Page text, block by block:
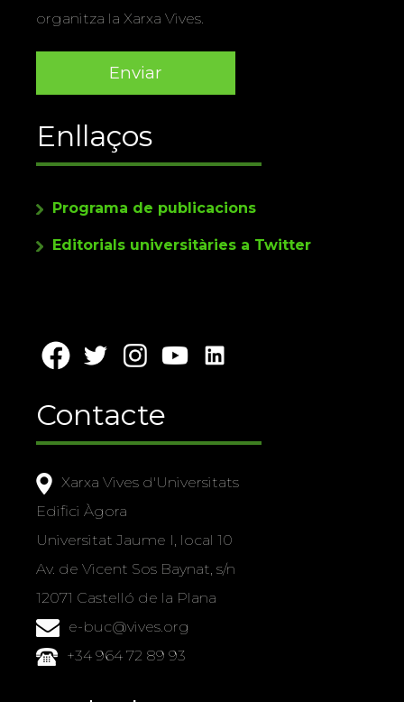
organitza la Xarxa Vives.
Enllaços
Programa de publicacions
Editorials universitàries a Twitter
Contacte
Xarxa Vives d'Universitats
Edifici Àgora
Universitat Jaume I, local 10
Av. de Vicent Sos Baynat, s/n
12071 Castelló de la Plana
e-buc@vives.org
+34 964 72 89 93